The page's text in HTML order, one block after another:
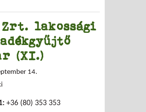
Zrt. lakossági
(XI.)
14.
+36 (80) 353 353